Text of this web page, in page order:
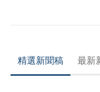
精選新聞稿 最新